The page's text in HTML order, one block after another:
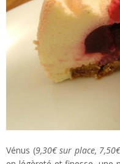
Vénus (9,30€ sur place,